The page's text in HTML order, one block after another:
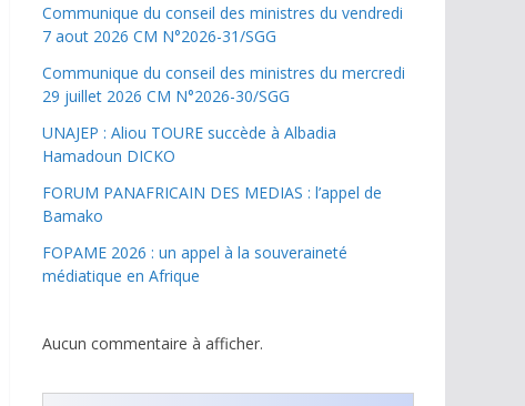
Communique du conseil des ministres du vendredi
7 aout 2026 CM N°2026-31/SGG
Communique du conseil des ministres du mercredi
29 juillet 2026 CM N°2026-30/SGG
UNAJEP : Aliou TOURE succède à Albadia
Hamadoun DICKO
FORUM PANAFRICAIN DES MEDIAS : l’appel de
Bamako
FOPAME 2026 : un appel à la souveraineté
médiatique en Afrique
Aucun commentaire à afficher.